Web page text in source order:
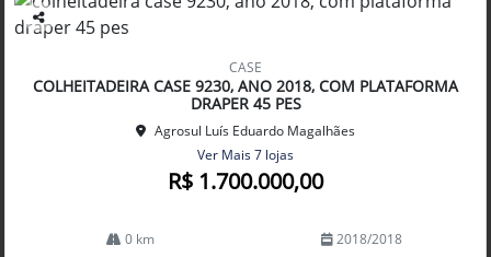
Co
arti
lhe
CASE
COLHEITADEIRA CASE 9230, ANO 2018, COM PLATAFORMA
DRAPER 45 PES
Agrosul Luís Eduardo Magalhães
Ver Mais 7 lojas
R$ 1.700.000,00
0 km 2018/2018